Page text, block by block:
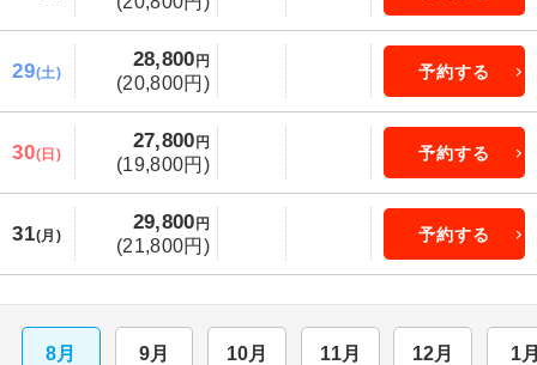
29(土)
28,800 円
(20,800円)
予約する
30(日)
27,800 円
(19,800円)
予約する
31(月)
29,800 円
(21,800円)
予約する
8月 9月 10月 11月 12月 1